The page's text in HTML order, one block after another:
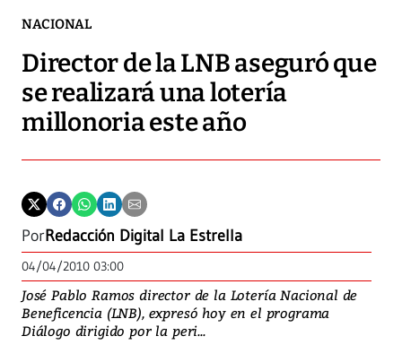
NACIONAL
Director de la LNB aseguró que
se realizará una lotería
millonoria este año
PorRedacción Digital La Estrella
04/04/2010 03:00
José Pablo Ramos director de la Lotería Nacional de
Beneficencia (LNB), expresó hoy en el programa
Diálogo dirigido por la peri...